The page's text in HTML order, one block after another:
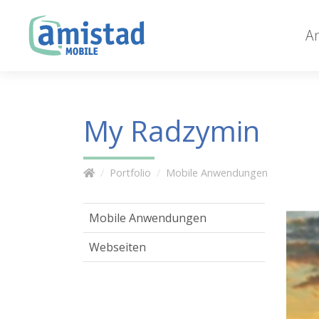
My Radzymin
Portfolio Mobile Anwendungen
Mobile Anwendungen
Webseiten